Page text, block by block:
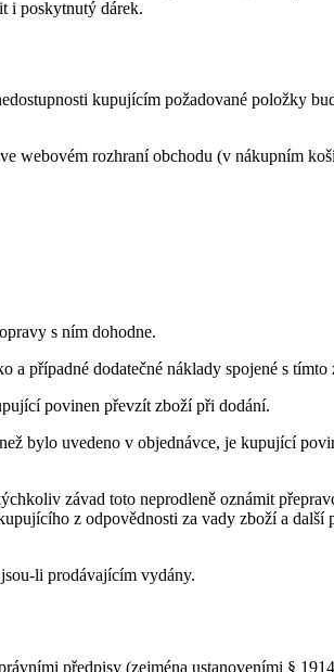
i poskytnutý dárek.
kupujícím požadované položky
webovém rozhraní obchodu (v nákupním
s ním dohodne.
případné dodatečné náklady spojené s tímto
povinen převzít zboží při dodání.
bylo uvedeno v objednávce, je kupující
závad toto neprodleně oznámit
z odpovědnosti za vady zboží a
li prodávajícím vydány.
předpisy (zejména ustanoveními §